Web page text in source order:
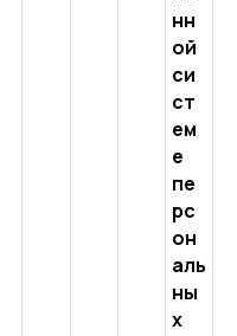
нн
ой
си
ст
ем
е
пе
рс
он
аль
ны
х